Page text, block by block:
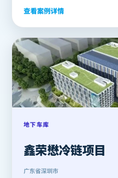
查看案例详情
地下车库
鑫荣懋冷链项目
广东省深圳市